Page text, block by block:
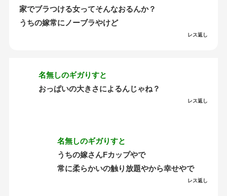
家でブラつける女ってそんなおるんか？
うちの嫁常にノーブラやけど
レス返し
名無しのギガりすと
おっぱいの大きさによるんじゃね？
レス返し
名無しのギガりすと
うちの嫁さんFカップやで
常に柔らかいの触り放題やから幸せやで
レス返し